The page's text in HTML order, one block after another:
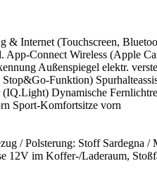
Internet (Touchscreen,
Connect Wireless (Apple
Außenspiegel elektr.
Funktion)
Dynamische
Sport-Komfortsitze vorn
/ Polsterung: Stoff Sardegna
12V im Koffer-/Laderaum,